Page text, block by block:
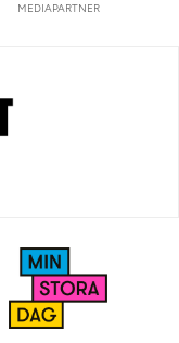
MEDIAPARTNER